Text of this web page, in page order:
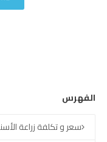
الفهرس
سعر و تكلفة زراعة